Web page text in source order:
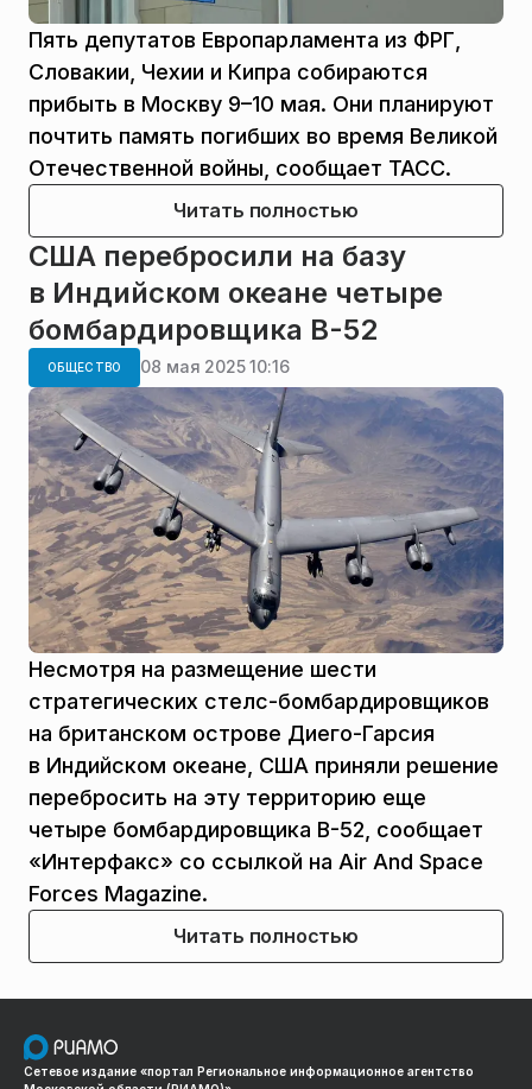
Пять депутатов Европарламента из ФРГ,
Словакии, Чехии и Кипра собираются
прибыть в Москву 9–10 мая. Они планируют
почтить память погибших во время Великой
Отечественной войны, сообщает ТАСС.
Читать полностью
США перебросили на базу
в Индийском океане четыре
бомбардировщика В-52
ОБЩЕСТВО 08 мая 2025 10:16
Несмотря на размещение шести
стратегических стелс-бомбардировщиков
на британском острове Диего-Гарсия
в Индийском океане, США приняли решение
перебросить на эту территорию еще
четыре бомбардировщика В-52, сообщает
«Интерфакс» со ссылкой на Air And Space
Forces Magazine.
Читать полностью
Сетевое издание «портал Региональное информационное агентство